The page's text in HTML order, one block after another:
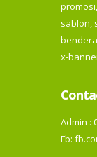
sablon,
x-
Admin :
Fb: